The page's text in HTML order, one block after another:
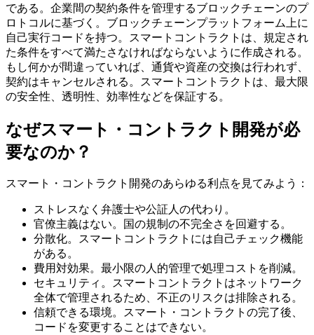
である。企業間の契約条件を管理するブロックチェーンのプ
ロトコルに基づく。ブロックチェーンプラットフォーム上に
自己実行コードを持つ。スマートコントラクトは、規定され
た条件をすべて満たさなければならないように作成される。
もし何かが間違っていれば、通貨や資産の交換は行われず、
契約はキャンセルされる。スマートコントラクトは、最大限
の安全性、透明性、効率性などを保証する。
なぜスマート・コントラクト開発が必
要なのか？
スマート・コントラクト開発のあらゆる利点を見てみよう：
ストレスなく弁護士や公証人の代わり。
官僚主義はない。国の規制の不完全さを回避する。
分散化。スマートコントラクトには自己チェック機能
がある。
費用対効果。最小限の人的管理で処理コストを削減。
セキュリティ。スマートコントラクトはネットワーク
全体で管理されるため、不正のリスクは排除される。
信頼できる環境。スマート・コントラクトの完了後、
コードを変更することはできない。